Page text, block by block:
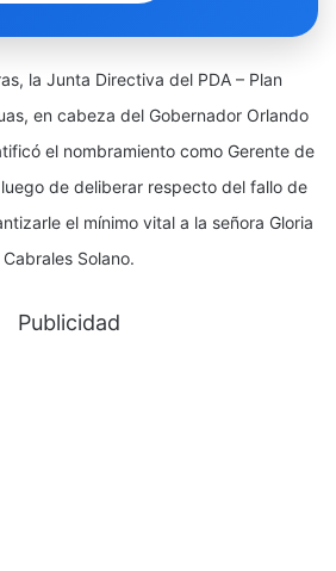
la Junta Directiva del PDA – Plan
en cabeza del Gobernador Orlando
el nombramiento como Gerente de
de deliberar respecto del fallo de
el mínimo vital a la señora Gloria
Cabrales Solano.
Publicidad